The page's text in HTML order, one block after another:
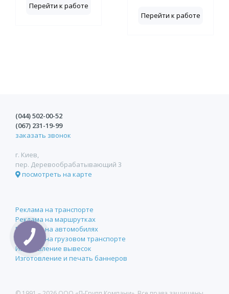
Перейти к работе
Перейти к работе
(044)502-00-52
(067) 231-19-99
заказать звонок
г. Киев,
пер. Деревообрабатывающий 3
посмотреть на карте
Реклама на транспорте
Реклама на маршрутках
Реклама на автомобилях
Реклама на грузовом транспорте
Изготовление вывесок
Изготовление и печать баннеров